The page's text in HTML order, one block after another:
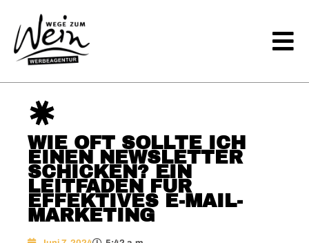
WIE OFT SOLLTE ICH
EINEN NEWSLETTER
SCHICKEN? EIN
LEITFADEN FÜR
EFFEKTIVES E-MAIL-
MARKETING